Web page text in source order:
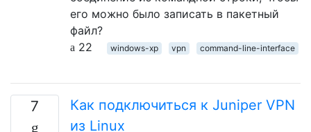
его можно было записать в пакетный
файл?
22
windows-xp vpn command-line-interface
7
Как подключиться к Juniper VPN
из Linux